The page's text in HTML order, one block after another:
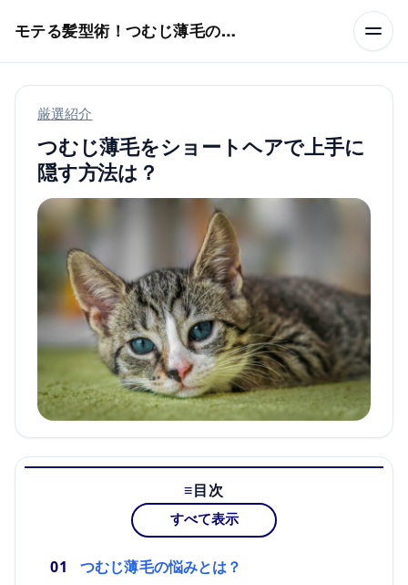
モテる髪型術！つむじ薄毛の隠し方
厳選紹介
つむじ薄毛をショートヘアで上手に
隠す方法は？
目次
すべて表示
つむじ薄毛の悩みとは？